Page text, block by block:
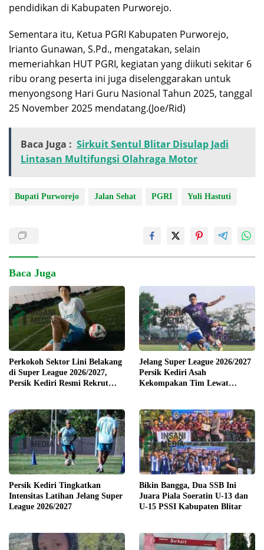
pendidikan di Kabupaten Purworejo.
Sementara itu, Ketua PGRI Kabupaten Purworejo,
Irianto Gunawan, S.Pd., mengatakan, selain
memeriahkan HUT PGRI, kegiatan yang diikuti sekitar 6
ribu orang peserta ini juga diselenggarakan untuk
menyongsong Hari Guru Nasional Tahun 2025, tanggal
25 November 2025 mendatang.(Joe/Rid)
Baca Juga : Sirkuit Sentul Blitar Disulap Jadi
Lintasan Multifungsi Olahraga Motor
Bupati Purworejo Jalan Sehat PGRI Yuli Hastuti
Baca Juga
Perkokoh Sektor Lini Belakang
di Super League 2026/2027,
Persik Kediri Resmi Rekrut
Jelang Super League 2026/2027
Persik Kediri Asah
Kekompakan Tim Lewat
Persik Kediri Tingkatkan
Intensitas Latihan Jelang Super
League 2026/2027
Bikin Bangga, Dua SSB Ini
Juara Piala Soeratin U-13 dan
U-15 PSSI Kabupaten Blitar